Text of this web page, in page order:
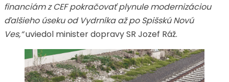
financiám z CEF pokračovať plynule modernizáciou
ďalšieho úseku od Vydrníka až po Spišskú Novú
Ves,“uviedol minister dopravy SR Jozef Ráž.